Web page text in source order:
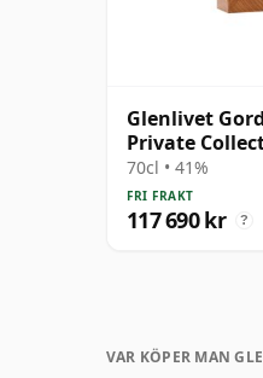
Glenlivet
Private
# 1954 64 år
70cl • 41%
FRI FRAKT
117 690 kr ?
VAR KÖPER MAN